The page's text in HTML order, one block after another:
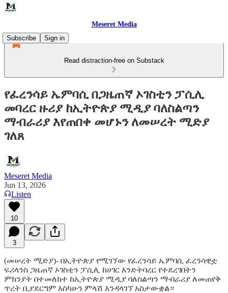
Meseret Media
Subscribe
Sign in
Read distraction-free on Substack
የፈረንሳይ ኤምባሲ በጋዜጠኛ ኦገስቲን ፓሲሊ
መባረር ዙሪያ ከኢትዮጵያ ሚዲያ ባለስልጣን
ማብራሪያ እየጠበቀ መሆኑን ለመሠረት ሚድያ
ገለጸ
Meseret Media
Jun 13, 2026
Listen
10
3
(መሠረት ሚድያ)- በኢትዮጵያ የሚገኘው የፈረንሳይ ኤምባሲ ፈረንሳዊቷ
ፍሪላንስ ጋዜጠኛ ኦገስቲን ፓሲሊ ከሀገር እንድትባረር የተደረገበትን
ምክንያት በተመለከተ ከኢትዮጵያ ሚዲያ ባለስልጣን ማብራሪያ ለመጠየቅ
ጥረት ቢያደርግም እስካሁን ምላሽ እንዳላገኘ አስታውቋል።